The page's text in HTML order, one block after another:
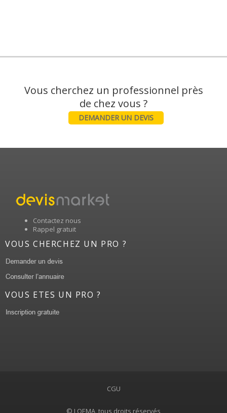
Vous cherchez un professionnel près
DEMANDER UN DEVIS
Contactez nous
Rappel gratuit
VOUS CHERCHEZ UN PRO ?
VOUS ETES UN PRO ?
CGU
© LOEMA, tous droits réservés